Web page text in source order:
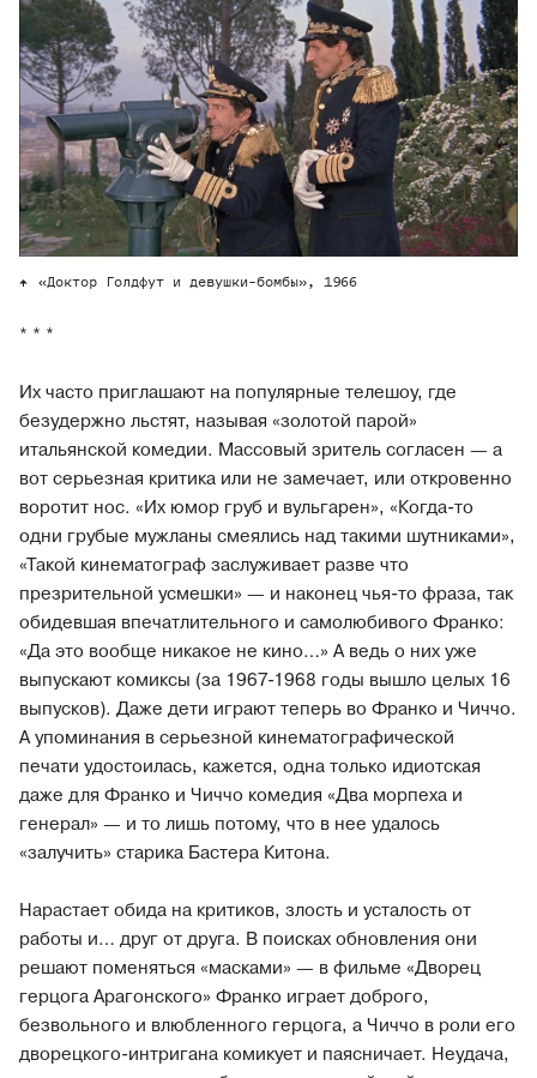
«Доктор Голдфут и девушки-бомбы», 1966
* * *
Их часто приглашают на популярные телешоу, где
безудержно льстят, называя «золотой парой»
итальянской комедии. Массовый зритель согласен — а
вот серьезная критика или не замечает, или откровенно
воротит нос. «Их юмор груб и вульгарен», «Когда-то
одни грубые мужланы смеялись над такими шутниками»,
«Такой кинематограф заслуживает разве что
презрительной усмешки» — и наконец чья-то фраза, так
обидевшая впечатлительного и самолюбивого Франко:
«Да это вообще никакое не кино…» А ведь о них уже
выпускают комиксы (за 1967-1968 годы вышло целых 16
выпусков). Даже дети играют теперь во Франко и Чиччо.
А упоминания в серьезной кинематографической
печати удостоилась, кажется, одна только идиотская
даже для Франко и Чиччо комедия «Два морпеха и
генерал» — и то лишь потому, что в нее удалось
«залучить» старика Бастера Китона.
Нарастает обида на критиков, злость и усталость от
работы и… друг от друга. В поисках обновления они
решают поменяться «масками» — в фильме «Дворец
герцога Арагонского» Франко играет доброго,
безвольного и влюбленного герцога, а Чиччо в роли его
дворецкого-интригана комикует и паясничает. Неудача,